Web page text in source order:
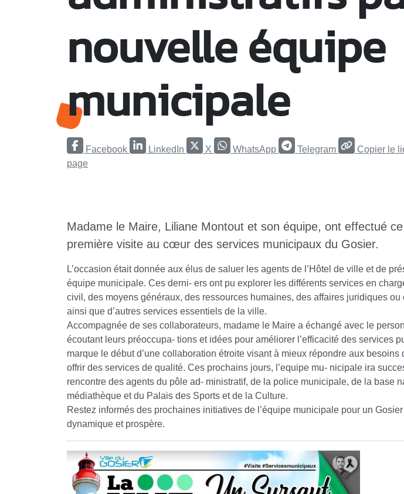
nouvelle équipe
municipale
Facebook LinkedIn X WhatsApp Telegram Copier le
page
Madame le Maire, Liliane Montout et son équipe, ont effectué
première visite au cœur des services municipaux du Gosier.
L’occasion était donnée aux élus de saluer les agents de l’Hôtel de ville et de
équipe municipale. Ces derni- ers ont pu explorer les différents services en
civil, des moyens généraux, des ressources humaines, des affaires juridiques ou
ainsi que d’autres services essentiels de la ville.
Accompagnée de ses collaborateurs, madame le Maire a échangé avec le
écoutant leurs préoccupa- tions et idées pour améliorer l’efficacité des services
marque le début d’une collaboration étroite visant à mieux répondre aux besoins
offrir des services de qualité. Ces prochains jours, l’equipe mu- nicipale ira
rencontre des agents du pôle ad- ministratif, de la police municipale, de la base
médiathèque et du Palais des Sports et de la Culture.
Restez informés des prochaines initiatives de l’équipe municipale pour un
dynamique et prospère.